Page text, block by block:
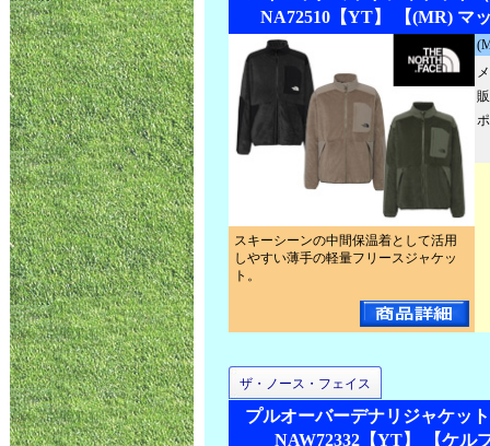
NA72510【YT】 【(MR) マ
スキーシーンの中間保温着として活用
しやすい薄手の軽量フリースジャケッ
ト。
ザ・ノース・フェイス
プルオーバーデナリジャケッ
NAW72332【YT】 【ケル